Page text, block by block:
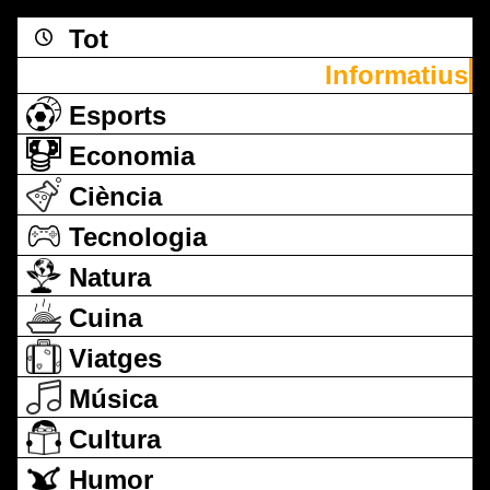
Tot
Informatius
Esports
Economia
Ciència
Tecnologia
Natura
Cuina
Viatges
Música
Cultura
Humor